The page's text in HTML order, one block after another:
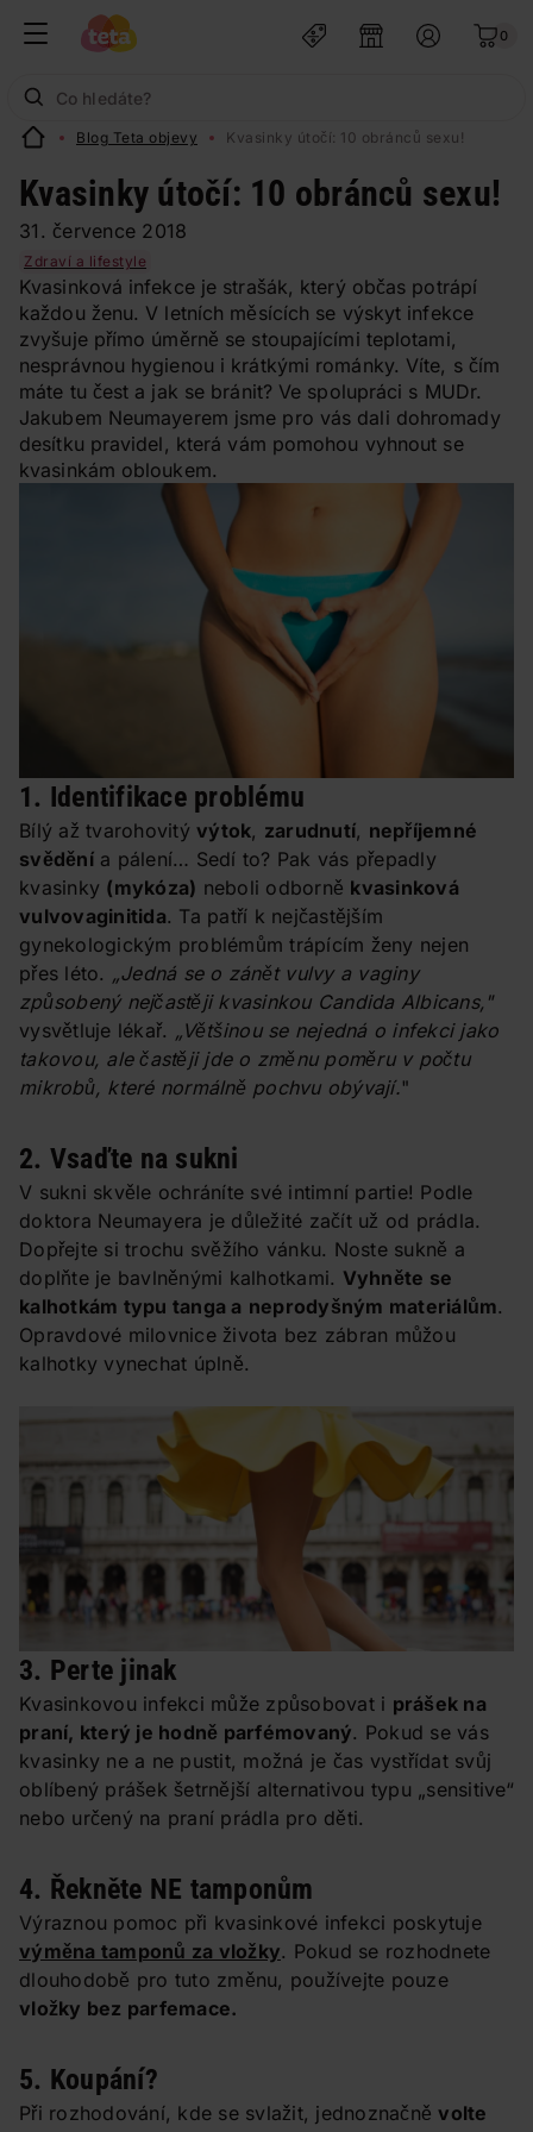
0
Blog Teta objevy Kvasinky útočí: 10 obránců sexu!
Kvasinky útočí: 10 obránců sexu!
31. července 2018
Zdraví a lifestyle
Kvasinková infekce je strašák, který občas potrápí
každou ženu. V letních měsících se výskyt infekce
zvyšuje přímo úměrně se stoupajícími teplotami,
nesprávnou hygienou i krátkými románky. Víte, s čím
máte tu čest a jak se bránit? Ve spolupráci s MUDr.
Jakubem Neumayerem jsme pro vás dali dohromady
desítku pravidel, která vám pomohou vyhnout se
kvasinkám obloukem.
1. Identifikace problému
Bílý až tvarohovitý výtok, zarudnutí, nepříjemné
svěděnía pálení… Sedí to? Pak vás přepadly
kvasinky (mykóza) neboli odborně kvasinková
vulvovaginitida. Ta patří k nejčastějším
gynekologickým problémům trápícím ženy nejen
přes léto. „Jedná se o zánět vulvy a vaginy
způsobený nejčastěji kvasinkou Candida Albicans,"
vysvětluje lékař. „Většinou se nejedná o infekci jako
takovou, ale častěji jde o změnu poměru v počtu
mikrobů, které normálně pochvu obývají."
2. Vsaďte na sukni
V sukni skvěle ochráníte své intimní partie! Podle
doktora Neumayera je důležité začít už od prádla.
Dopřejte si trochu svěžího vánku. Noste sukně a
doplňte je bavlněnými kalhotkami. Vyhněte se
kalhotkám typu tanga a neprodyšným materiálům.
Opravdové milovnice života bez zábran můžou
kalhotky vynechat úplně.
3. Perte jinak
Kvasinkovou infekci může způsobovat i prášek na
praní, který je hodně parfémovaný. Pokud se vás
kvasinky ne a ne pustit, možná je čas vystřídat svůj
oblíbený prášek šetrnější alternativou typu „sensitive“
nebo určený na praní prádla pro děti.
4. Řekněte NE tamponům
Výraznou pomoc při kvasinkové infekci poskytuje
výměna tamponů za vložky. Pokud se rozhodnete
dlouhodobě pro tuto změnu, používejte pouze
vložky bez parfemace.
5. Koupání?
Při rozhodování, kde se svlažit, jednoznačněvolte